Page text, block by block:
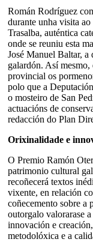
Román Rodríguez
durante unha visita
Trasalba, auténtica
onde se reuniu esta
José Manuel Baltar, a
galardón. Así
provincial os
polo que a
o mosteiro de San
actuacións de
redacción do Plan
Orixinalidade e
O Premio Ramón
patrimonio cultural
recoñecerá textos
vixente, en relación
coñecemento sobre a
outorgalo valorarase
innovación e
metodolóxica e a